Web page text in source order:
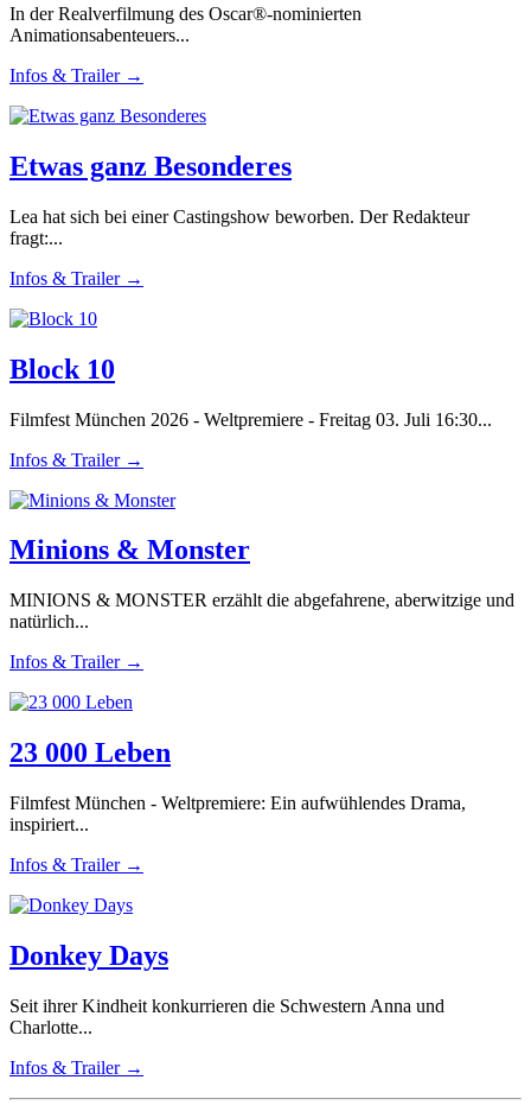
In der Realverfilmung des Oscar®-nominierten
Animationsabenteuers...
Infos & Trailer →
Etwas ganz Besonderes
Lea hat sich bei einer Castingshow beworben. Der Redakteur
fragt:...
Infos & Trailer →
Block 10
Filmfest München 2026 - Weltpremiere - Freitag 03. Juli 16:30...
Infos & Trailer →
Minions & Monster
MINIONS & MONSTER erzählt die abgefahrene, aberwitzige und
natürlich...
Infos & Trailer →
23 000 Leben
Filmfest München - Weltpremiere: Ein aufwühlendes Drama,
inspiriert...
Infos & Trailer →
Donkey Days
Seit ihrer Kindheit konkurrieren die Schwestern Anna und
Charlotte...
Infos & Trailer →